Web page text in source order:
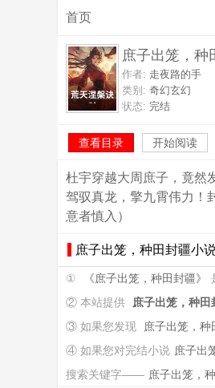
首页
庶子出笼，种
作者: 走夜路的手
类别: 奇幻玄幻
状态: 完结
查看目录 开始阅读
杜宇穿越大周庶子，竟然
驾驭真龙，擎九霄伟力！
意者慎入）
庶子出笼，种田封疆小
① 《庶子出笼，种田封疆》
② 本站提供
庶子出笼，种田
③ 如果您发现
庶子出笼，种
④ 如果您对完结小说 庶子出
搜索关键字—— 庶子出笼，